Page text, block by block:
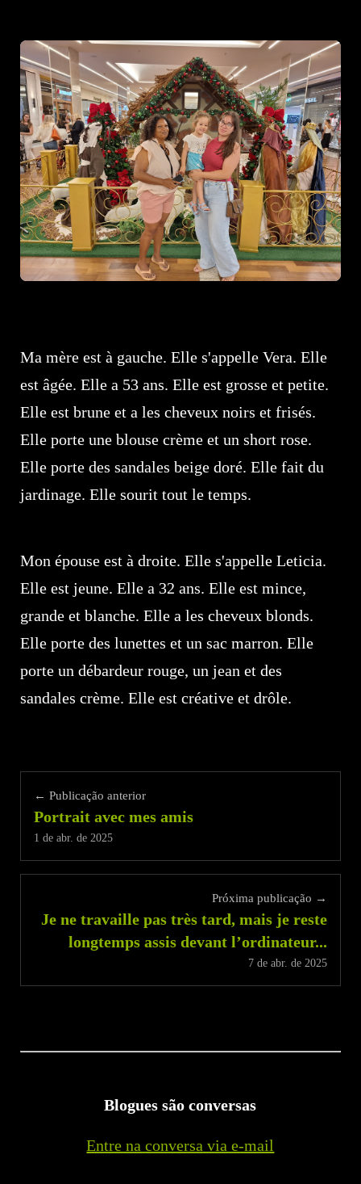
Ma mère est à gauche. Elle s'appelle Vera. Elle
est âgée. Elle a 53 ans. Elle est grosse et petite.
Elle est brune et a les cheveux noirs et frisés.
Elle porte une blouse crème et un short rose.
Elle porte des sandales beige doré. Elle fait du
jardinage. Elle sourit tout le temps.
Mon épouse est à droite. Elle s'appelle Leticia.
Elle est jeune. Elle a 32 ans. Elle est mince,
grande et blanche. Elle a les cheveux blonds.
Elle porte des lunettes et un sac marron. Elle
porte un débardeur rouge, un jean et des
sandales crème. Elle est créative et drôle.
← Publicação anterior
Portrait avec mes amis
1 de abr. de 2025
Próxima publicação →
Je ne travaille pas très tard, mais je reste
longtemps assis devant l’ordinateur...
7 de abr. de 2025
Blogues são conversas
Entre na conversa via e-mail